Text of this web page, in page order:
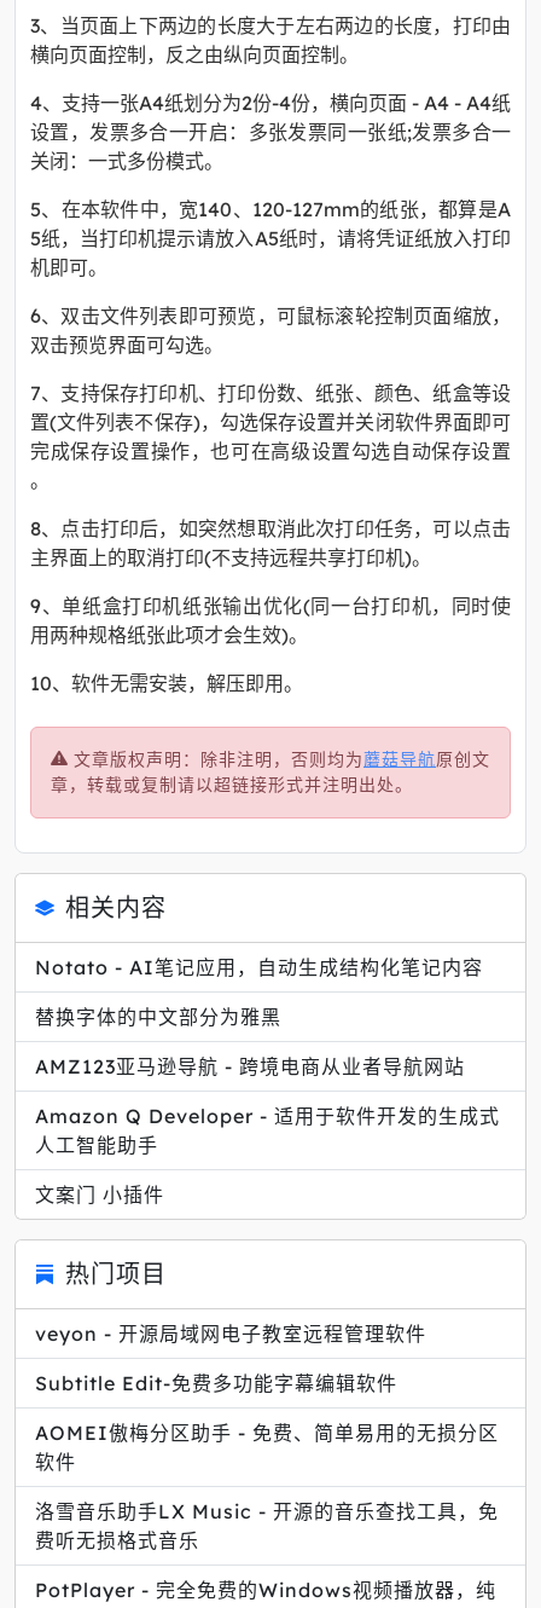
3、当页面上下两边的长度大于左右两边的长度，打印由
横向页面控制，反之由纵向页面控制。
4、支持一张A4纸划分为2份-4份，横向页面 - A4 - A4纸
设置，发票多合一开启：多张发票同一张纸;发票多合一
关闭：一式多份模式。
5、在本软件中，宽140、120-127mm的纸张，都算是A
5纸，当打印机提示请放入A5纸时，请将凭证纸放入打印
机即可。
6、双击文件列表即可预览，可鼠标滚轮控制页面缩放，
双击预览界面可勾选。
7、支持保存打印机、打印份数、纸张、颜色、纸盒等设
置(文件列表不保存)，勾选保存设置并关闭软件界面即可
完成保存设置操作，也可在高级设置勾选自动保存设置
。
8、点击打印后，如突然想取消此次打印任务，可以点击
主界面上的取消打印(不支持远程共享打印机)。
9、单纸盒打印机纸张输出优化(同一台打印机，同时使
用两种规格纸张此项才会生效)。
10、软件无需安装，解压即用。
文章版权声明：除非注明，否则均为蘑菇导航原创文
章，转载或复制请以超链接形式并注明出处。
相关内容
Notato - AI笔记应用，自动生成结构化笔记内容
替换字体的中文部分为雅黑
AMZ123亚马逊导航 - 跨境电商从业者导航网站
Amazon Q Developer - 适用于软件开发的生成式
人工智能助手
文案门 小插件
热门项目
veyon - 开源局域网电子教室远程管理软件
Subtitle Edit-免费多功能字幕编辑软件
AOMEI傲梅分区助手 - 免费、简单易用的无损分区
软件
洛雪音乐助手LX Music - 开源的音乐查找工具，免
费听无损格式音乐
PotPlayer - 完全免费的Windows视频播放器，纯